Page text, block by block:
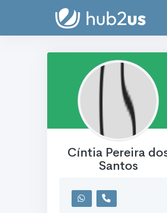
Cíntia Pereira
Santos